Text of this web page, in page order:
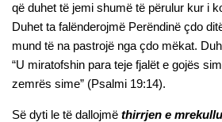
që duhet të jemi shumë të përulur kur i
Duhet ta falënderojmë Perëndinë çdo
mund të na pastrojë nga çdo mëkat.
“U miratofshin para teje fjalët e gojës
zemrës sime” (Psalmi 19:14).
Së dyti le të dallojmë thirrjen e